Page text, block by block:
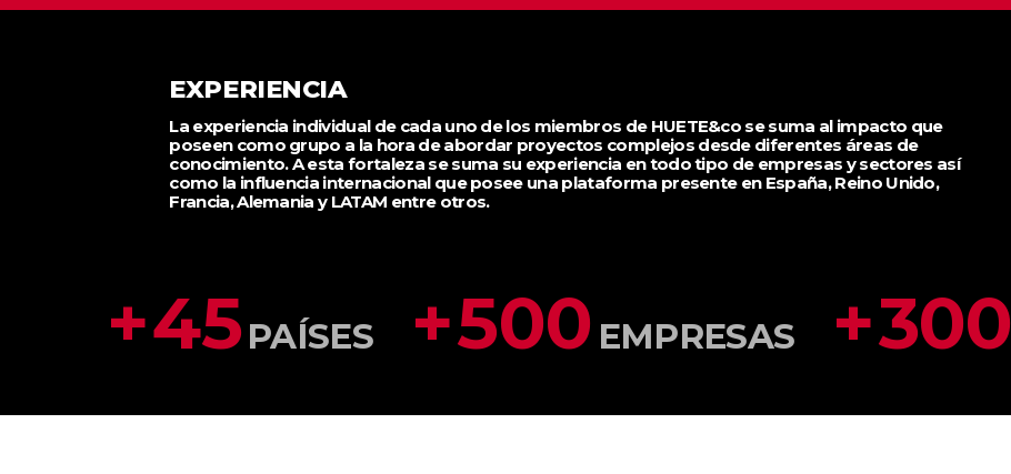
EXPERIENCIA
La experiencia individual de cada uno de los miembros de HUETE&co se suma al impacto que
poseen como grupo a la hora de abordar proyectos complejos desde diferentes áreas de
conocimiento. A esta fortaleza se suma su experiencia en todo tipo de empresas y sectores así
como la influencia internacional que posee una plataforma presente en España, Reino Unido,
Francia, Alemania y LATAM entre otros.
+45 PAÍSES +500 EMPRESAS +300